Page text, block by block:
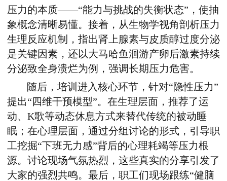
压力的本质——“能力与挑战的失衡状态”， 使抽
象概念清晰易懂。接着，从生物学视角剖析压力
生理反应机制，指出肾上腺素与皮质醇过度分泌
是关键因素，还以大马哈鱼洄游产卵后激素持续
分泌致全身溃烂为例，强调长期压力危害。
随后，培训进入核心环节 ，针对“隐性压力”
提出“四维干预模型”。 在生理层面，推荐了运
动、K歌等动态休息方式来替代传统的被动睡
眠 ； 在心理层面，通过分组讨论的形式，引导职
工挖掘“下班无力感”背后的心理耗竭等压力根
源。讨论现场气氛热烈，这些真实的分享引发了
大家的强烈共鸣。 最后，职工们现场跟练“健脑